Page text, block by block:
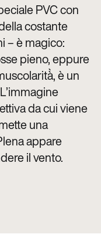
PVC con
costante
– è magico:
pieno, eppure
è un
da cui viene
una
appare
il vento.